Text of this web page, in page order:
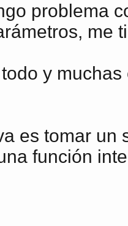
problema
me
y
es tomar un
función